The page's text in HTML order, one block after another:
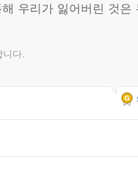
우리가 잃어버린 것은
니다.